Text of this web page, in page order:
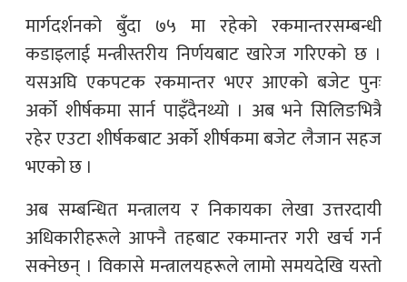
मार्गदर्शनको बुँदा ७५ मा रहेको रकमान्तरसम्बन्धी
कडाइलाई मन्त्रीस्तरीय निर्णयबाट खारेज गरिएको छ ।
यसअघि एकपटक रकमान्तर भएर आएको बजेट पुनः
अर्को शीर्षकमा सार्न पाइँदैनथ्यो । अब भने सिलिङभित्रै
रहेर एउटा शीर्षकबाट अर्को शीर्षकमा बजेट लैजान सहज
भएको छ ।
अब सम्बन्धित मन्त्रालय र निकायका लेखा उत्तरदायी
अधिकारीहरूले आफ्नै तहबाट रकमान्तर गरी खर्च गर्न
सक्नेछन् । विकासे मन्त्रालयहरूले लामो समयदेखि यस्तो